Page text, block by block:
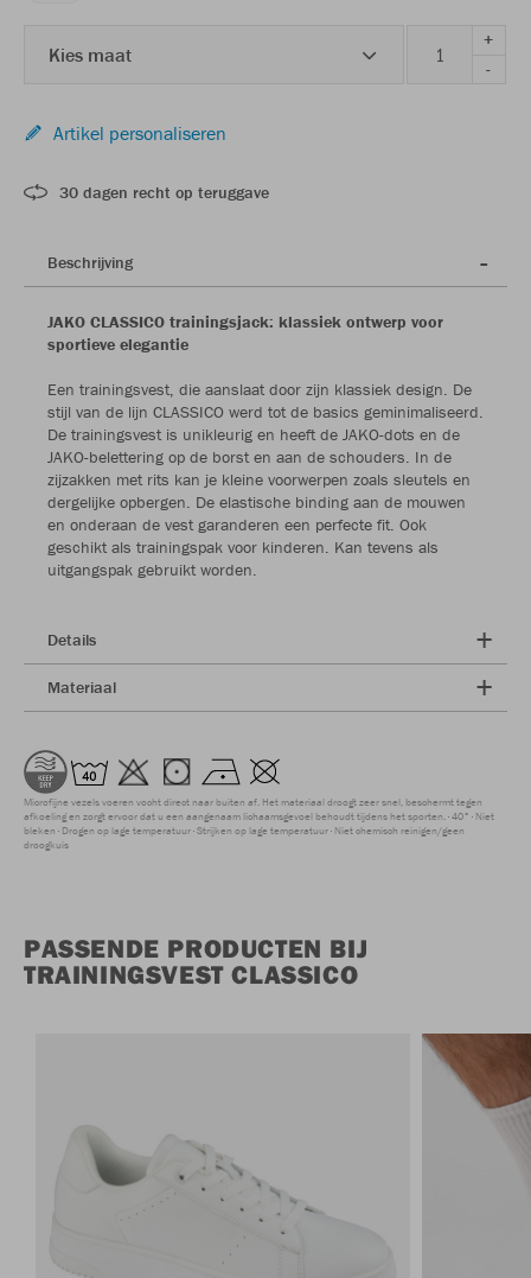
Kies maat
+
-
Artikel personaliseren
30 dagen recht op teruggave
Beschrijving
JAKO CLASSICO trainingsjack: klassiek ontwerp voor
sportieve elegantie
Een trainingsvest, die aanslaat door zijn klassiek design. De
stijl van de lijn CLASSICO werd tot de basics geminimaliseerd.
De trainingsvest is unikleurig en heeft de JAKO-dots en de
JAKO-belettering op de borst en aan de schouders. In de
zijzakken met rits kan je kleine voorwerpen zoals sleutels en
dergelijke opbergen. De elastische binding aan de mouwen
en onderaan de vest garanderen een perfecte fit. Ook
geschikt als trainingspak voor kinderen. Kan tevens als
uitgangspak gebruikt worden.
Details
Materiaal
Microfijne vezels voeren vocht direct naar buiten af. Het materiaal droogt zeer snel, beschermt tegen
afkoeling en zorgt ervoor dat u een aangenaam lichaamsgevoel behoudt tijdens het sporten. 40° Niet
bleken Drogen op lage temperatuur Strijken op lage temperatuur Niet chemisch reinigen/geen
droogkuis
PASSENDE PRODUCTEN BIJ
TRAININGSVEST CLASSICO